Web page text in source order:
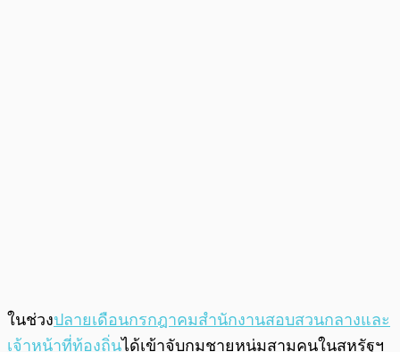
ในช่วงปลายเดือนกรกฎาคมสำนักงานสอบสวนกลางและ
เจ้าหน้าที่ท้องถิ่นได้เข้าจับกุมชายหนุ่มสามคนในสหรัฐฯ